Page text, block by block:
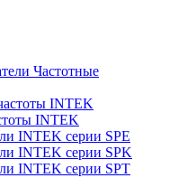
Частотные
INTEK
INTEK серии SPE
INTEK серии SPK
INTEK серии SPT